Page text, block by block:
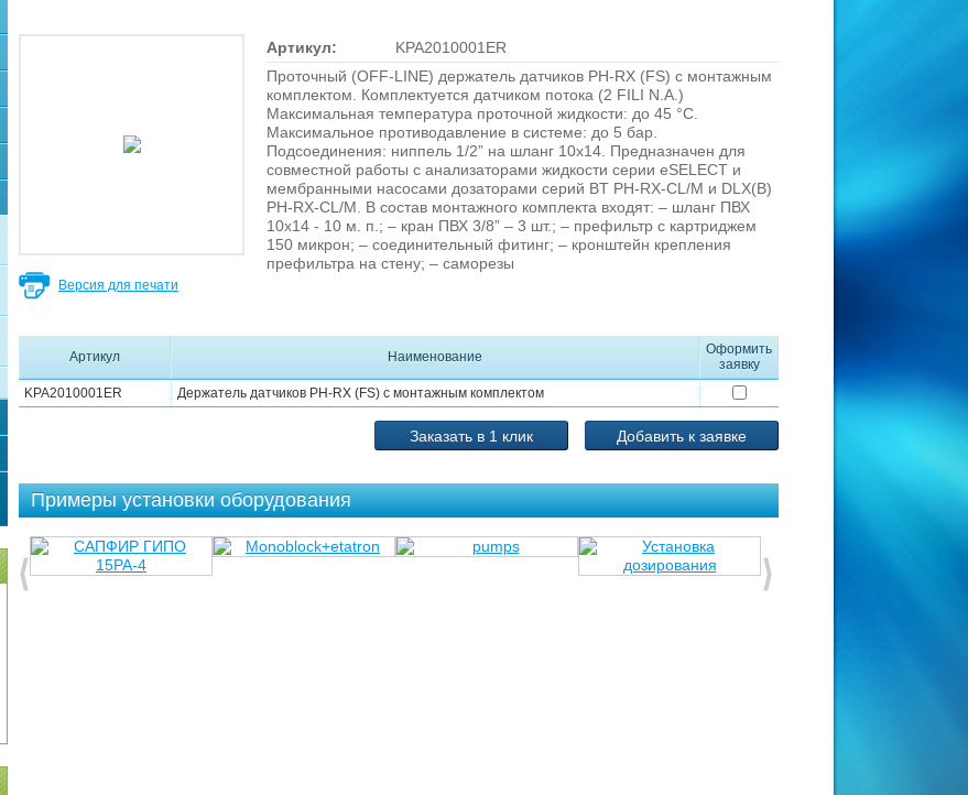
Версия для печати
Артикул:
KPA2010001ER
Проточный (OFF-LINE) держатель датчиков PH-RX (FS) с монтажным
комплектом. Комплектуется датчиком потока (2 FILI N.A.)
Максимальная температура проточной жидкости: до 45 °C.
Максимальное противодавление в системе: до 5 бар.
Подсоединения: ниппель 1/2” на шланг 10x14. Предназначен для
совместной работы с анализаторами жидкости серии eSELECT и
мембранными насосами дозаторами серий BT PH-RX-CL/M и DLX(B)
PH-RX-CL/M. В состав монтажного комплекта входят: – шланг ПВХ
10х14 - 10 м. п.; – кран ПВХ 3/8” – 3 шт.; – префильтр с картриджем
150 микрон; – соединительный фитинг; – кронштейн крепления
префильтра на стену; – саморезы
Артикул Наименование
Оформить
заявку
KPA2010001ER
Держатель датчиков PH-RX (FS) с монтажным комплектом
Заказать в 1 клик
Примеры установки оборудования